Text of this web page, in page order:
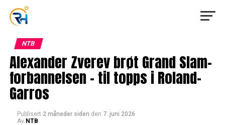
NTB
Alexander Zverev brøt Grand Slam-
forbannelsen – til topps i Roland-
Garros
Publisert 2 måneder siden den 7. juni 2026
Av NTB